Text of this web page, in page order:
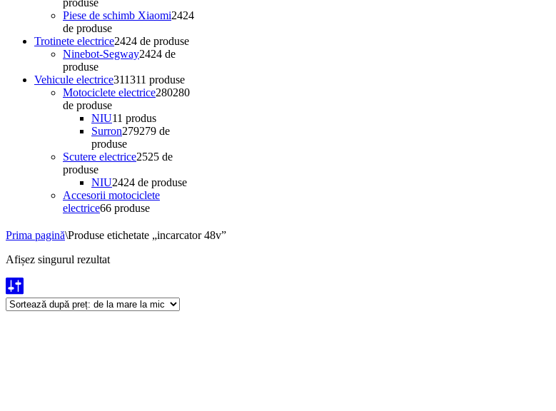
produse
Piese de schimb Xiaomi2424
de produse
Trotinete electrice2424 de produse
Ninebot-Segway2424 de
produse
Vehicule electrice311311 produse
Motociclete electrice280280
de produse
NIU11 produs
Surron279279 de
produse
Scutere electrice2525 de
produse
NIU2424 de produse
Accesorii motociclete
electrice66 produse
Prima pagină\Produse etichetate „incarcator 48v”
Afișez singurul rezultat